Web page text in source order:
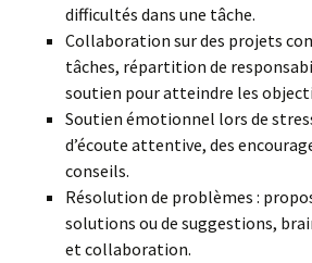
difficultés dans une tâche.
Collaboration sur des projets
tâches, répartition de
soutien pour atteindre les
Soutien émotionnel lors de
d’écoute attentive, des
conseils.
Résolution de problèmes :
solutions ou de suggestions,
et collaboration.